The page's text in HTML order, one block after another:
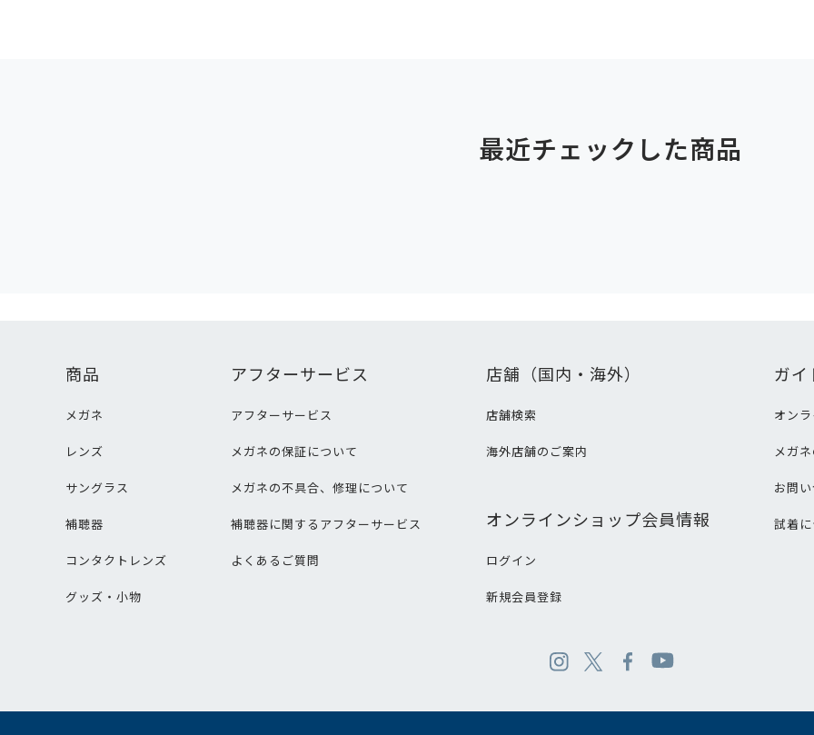
最近チェックした商品
商品
メガネ
レンズ
サングラス
補聴器
コンタクトレンズ
グッズ・小物
アフターサービス
アフターサービス
メガネの保証について
メガネの不具合、修理について
補聴器に関するアフターサービス
よくあるご質問
店舗（国内・海外）
店舗検索
海外店舗のご案内
オンラインショップ会員情報
ログイン
新規会員登録
ガイ
オン
メガ
お問
試着